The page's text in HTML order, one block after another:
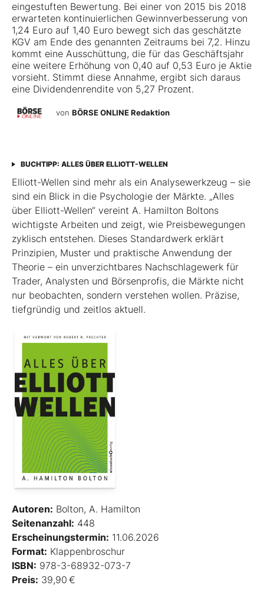
eingestuften Bewertung. Bei einer von 2015 bis 2018
erwarteten kontinuierlichen Gewinnverbesserung von
1,24 Euro auf 1,40 Euro bewegt sich das geschätzte
KGV am Ende des genannten Zeitraums bei 7,2. Hinzu
kommt eine Ausschüttung, die für das Geschäftsjahr
eine weitere Erhöhung von 0,40 auf 0,53 Euro je Aktie
vorsieht. Stimmt diese Annahme, ergibt sich daraus
eine Dividendenrendite von 5,27 Prozent.
von BÖRSE ONLINE Redaktion
BUCHTIPP: ALLES ÜBER ELLIOTT-WELLEN
Elliott-Wellen sind mehr als ein Analysewerkzeug – sie
sind ein Blick in die Psychologie der Märkte. „Alles
über Elliott-Wellen“ vereint A. Hamilton Boltons
wichtigste Arbeiten und zeigt, wie Preisbewegungen
zyklisch entstehen. Dieses Standardwerk erklärt
Prinzipien, Muster und praktische Anwendung der
Theorie – ein unverzichtbares Nachschlagewerk für
Trader, Analysten und Börsenprofis, die Märkte nicht
nur beobachten, sondern verstehen wollen. Präzise,
tiefgründig und zeitlos aktuell.
Autoren: Bolton, A. Hamilton
Seitenanzahl: 448
Erscheinungstermin: 11.06.2026
Format: Klappenbroschur
ISBN: 978-3-68932-073-7
Preis: 39,90 €